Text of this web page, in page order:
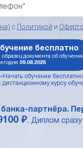
с Политикой и
бесплатно
образец документа об
09.08.2026
обучение
дистанционному курсу
партнёра.
₽. Диплом